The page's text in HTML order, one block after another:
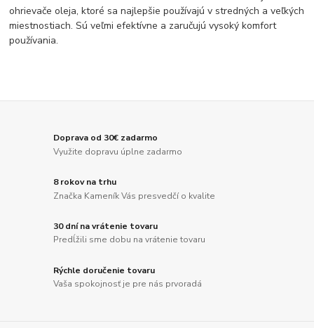
ohrievače oleja, ktoré sa najlepšie používajú v stredných a veľkých
miestnostiach. Sú veľmi efektívne a zaručujú vysoký komfort
používania.
Doprava od 30€ zadarmo
Využite dopravu úplne zadarmo
8 rokov na trhu
Značka Kameník Vás presvedčí o kvalite
30 dní na vrátenie tovaru
Predĺžili sme dobu na vrátenie tovaru
Rýchle doručenie tovaru
Vaša spokojnosť je pre nás prvoradá